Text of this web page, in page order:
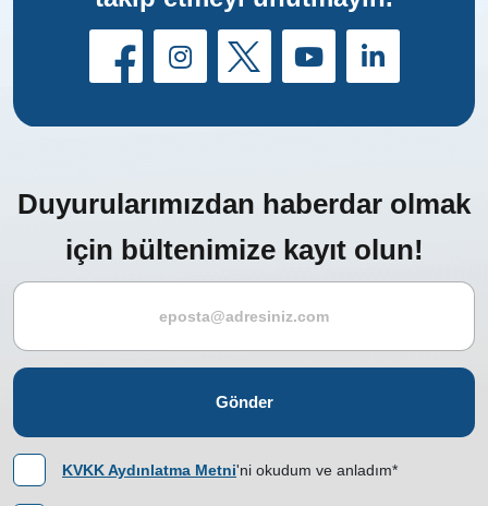
Duyurularımızdan haberdar olmak
için bültenimize kayıt olun!
Gönder
KVKK Aydınlatma Metni'ni okudum ve anladım*